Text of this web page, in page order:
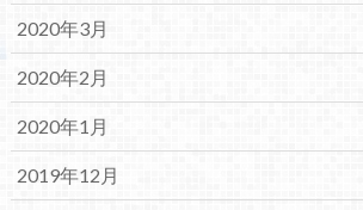
2020年3月
2020年2月
2020年1月
2019年12月